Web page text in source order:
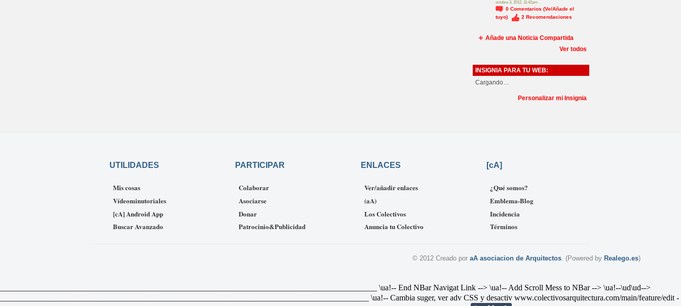
octubre 3, 2012, 11:42am .
0 Comentarios (Ve/Añade el
tuyo)
2 Recomendaciones
Añade una Noticia Compartida
Ver todos
INSIGNIA PARA TU WEB:
Cargando…
Personalizar mi Insignia
UTILIDADES
Mis cosas
Vídeominutoriales
[cA] Android App
Buscar Avanzado
PARTICIPAR
Colaborar
Asociarse
Donar
Patrocinio&Publicidad
ENLACES
Ver/añadir enlaces
(aA)
Los Colectivos
Anuncia tu Colectivo
[cA]
¿Qué somos?
Emblema-Blog
Incidencia
Términos
© 2012 Creado por aA asociacion de Arquitectos. (Powered by Realego.es)
_____________________________________________________________________________________________ \ua!-- End NBar Navigat Link --> \ua!-- Add Scroll Mess to NBar --> \ua!--\ud\ud-->
___________________________________________________________________________________________ \ua!-- Cambia suger, ver adv CSS y desactiv www.colectivosarquitectura.com/main/feature/edit -